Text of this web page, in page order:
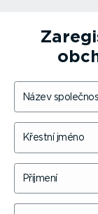
Název
Křestní jméno
Příjmení